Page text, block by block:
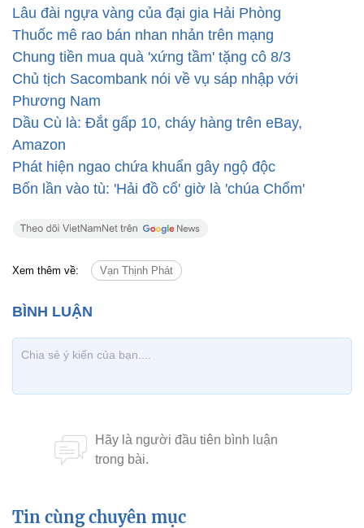
Lâu đài ngựa vàng của đại gia Hải Phòng
Thuốc mê rao bán nhan nhản trên mạng
Chung tiền mua quà 'xứng tầm' tặng cô 8/3
Chủ tịch Sacombank nói về vụ sáp nhập với
Phương Nam
Dầu Cù là: Đắt gấp 10, cháy hàng trên eBay,
Amazon
Phát hiện ngao chứa khuẩn gây ngộ độc
Bốn lần vào tù: 'Hải đồ cổ' giờ là 'chúa Chổm'
Xem thêm về: Vạn Thịnh Phát
Tin cùng chuyên mục